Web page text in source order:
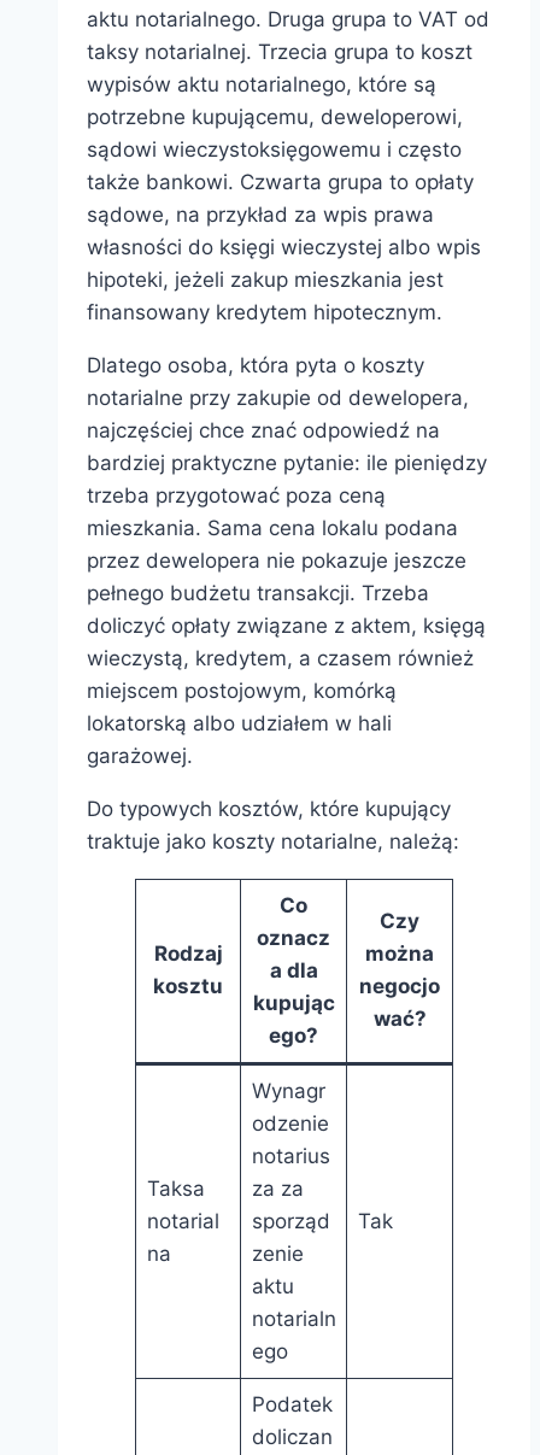
aktu notarialnego. Druga grupa to VAT od
taksy notarialnej. Trzecia grupa to koszt
wypisów aktu notarialnego, które są
potrzebne kupującemu, deweloperowi,
sądowi wieczystoksięgowemu i często
także bankowi. Czwarta grupa to opłaty
sądowe, na przykład za wpis prawa
własności do księgi wieczystej albo wpis
hipoteki, jeżeli zakup mieszkania jest
finansowany kredytem hipotecznym.
Dlatego osoba, która pyta o koszty
notarialne przy zakupie od dewelopera,
najczęściej chce znać odpowiedź na
bardziej praktyczne pytanie: ile pieniędzy
trzeba przygotować poza ceną
mieszkania. Sama cena lokalu podana
przez dewelopera nie pokazuje jeszcze
pełnego budżetu transakcji. Trzeba
doliczyć opłaty związane z aktem, księgą
wieczystą, kredytem, a czasem również
miejscem postojowym, komórką
lokatorską albo udziałem w hali
garażowej.
Do typowych kosztów, które kupujący
traktuje jako koszty notarialne, należą:
Rodzaj
kosztu
Co
oznacz
a dla
kupując
ego?
Czy
można
negocjo
wać?
Taksa
notarial
na
Wynagr
odzenie
notarius
za za
sporząd
zenie
aktu
notarialn
ego
Tak
Podatek
doliczan